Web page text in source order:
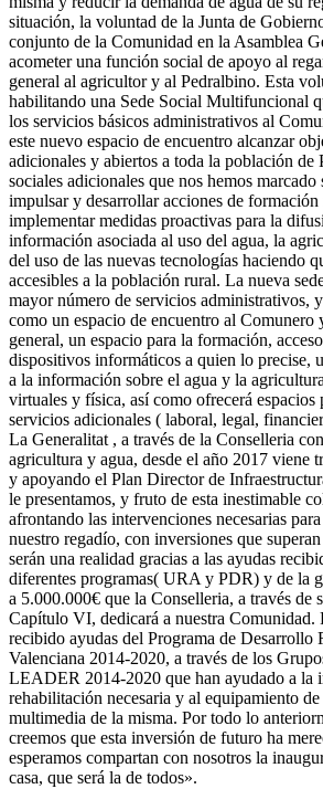
situación, la voluntad de la Junta de
conjunto de la Comunidad en la Asamblea
acometer una función social de apoyo al
general al agricultor y al Pedralbino. Esta
habilitando una Sede Social Multifuncional
los servicios básicos administrativos al
este nuevo espacio de encuentro alcanzar
adicionales y abiertos a toda la población de
sociales adicionales que nos hemos marcado
impulsar y desarrollar acciones de formación
implementar medidas proactivas para la
información asociada al uso del agua, la
del uso de las nuevas tecnologías haciendo
accesibles a la población rural. La nueva
mayor número de servicios administrativos,
como un espacio de encuentro al Comunero
general, un espacio para la formación,
dispositivos informáticos a quien lo precise,
a la información sobre el agua y la
virtuales y física, así como ofrecerá espacios
servicios adicionales ( laboral, legal,
La Generalitat , a través de la Conselleria
agricultura y agua, desde el año 2017 viene
y apoyando el Plan Director de
le presentamos, y fruto de esta inestimable
afrontando las intervenciones necesarias
nuestro regadío, con inversiones que
serán una realidad gracias a las ayudas
diferentes programas( URA y PDR) y de la
a 5.000.000€ que la Conselleria, a través de
Capítulo VI, dedicará a nuestra Comunidad.
recibido ayudas del Programa de Desarrollo
Valenciana 2014-2020, a través de los
LEADER 2014-2020 que han ayudado a la
rehabilitación necesaria y al equipamiento
multimedia de la misma. Por todo lo
creemos que esta inversión de futuro ha
esperamos compartan con nosotros la
casa, que será la de todos».